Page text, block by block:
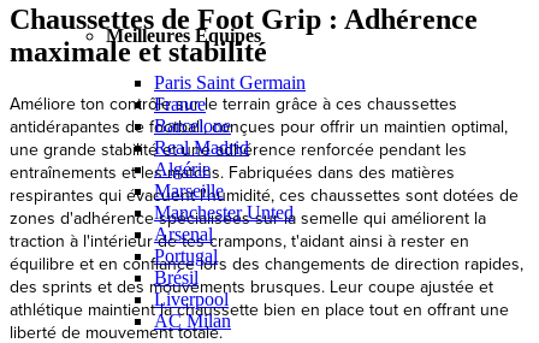
Meilleures Equipes
Paris Saint Germain
France
Barcelone
Real Madrid
Algérie
Marseille
Manchester Unted
Arsenal
Portugal
Brésil
Liverpool
AC Milan
Chaussettes de Foot Grip : Adhérence
maximale et stabilité
Améliore ton contrôle sur le terrain grâce à ces chaussettes
antidérapantes de football, conçues pour offrir un maintien optimal,
une grande stabilité et une adhérence renforcée pendant les
entraînements et les matchs. Fabriquées dans des matières
respirantes qui évacuent l'humidité, ces chaussettes sont dotées de
zones d'adhérence spécialisées sur la semelle qui améliorent la
traction à l'intérieur de tes crampons, t'aidant ainsi à rester en
équilibre et en confiance lors des changements de direction rapides,
des sprints et des mouvements brusques. Leur coupe ajustée et
athlétique maintient la chaussette bien en place tout en offrant une
liberté de mouvement totale.